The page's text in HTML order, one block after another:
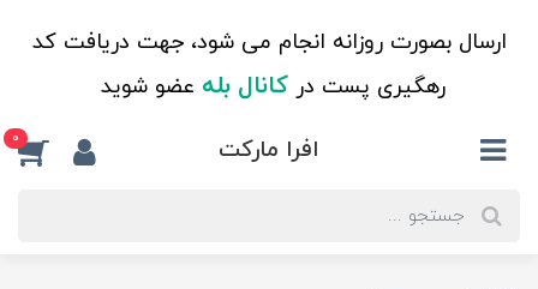
ارسال بصورت روزانه انجام می شود، جهت دریافت کد
رهگیری پست درکانال بله عضو شوید
افرا مارکت 0